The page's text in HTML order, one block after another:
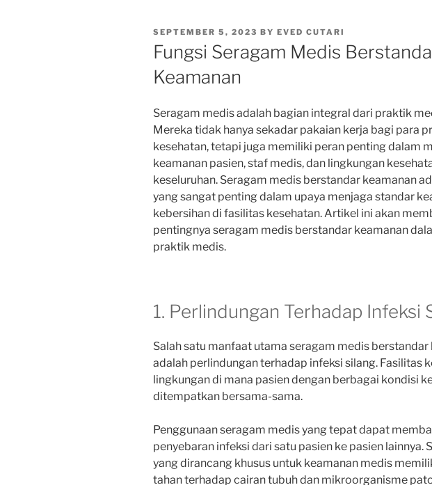
POSTED
ON
SEPTEMBER 5, 2023 BY EVED CUTARI
Fungsi Seragam Medis
Keamanan
Seragam medis adalah bagian integral dari praktik
Mereka tidak hanya sekadar pakaian kerja bagi para
kesehatan, tetapi juga memiliki peran penting dalam
keamanan pasien, staf medis, dan lingkungan
keseluruhan. Seragam medis berstandar keamanan
yang sangat penting dalam upaya menjaga standar
kebersihan di fasilitas kesehatan. Artikel ini akan
pentingnya seragam medis berstandar keamanan
praktik medis.
1. Perlindungan Terhadap Infeksi
Salah satu manfaat utama seragam medis berstandar
adalah perlindungan terhadap infeksi silang. Fasilitas
lingkungan di mana pasien dengan berbagai kondisi
ditempatkan bersama-sama.
Penggunaan seragam medis yang tepat dapat
penyebaran infeksi dari satu pasien ke pasien lainnya.
yang dirancang khusus untuk keamanan medis
tahan terhadap cairan tubuh dan mikroorganisme